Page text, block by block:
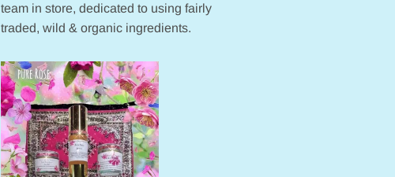
team in store, dedicated to using fairly
traded, wild & organic ingredients.